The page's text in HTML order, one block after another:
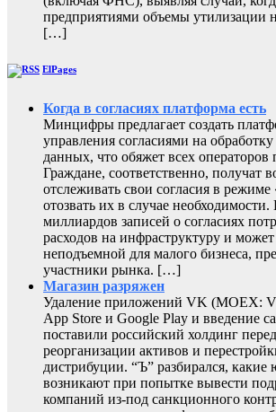
предприятиями объемы утилизации
[…]
ElPages
Когда в согласиях платформа есть
Минцифры предлагает создать
управления согласиями на
данных, что обяжет всех операторов
Граждане, соответственно, получат
отслеживать свои согласия в
отозвать их в случае необходимости.
миллиардов записей о согласиях
расходов на инфраструктуру и может
неподъемной для малого бизнеса,
участники рынка. […]
Магазин разряжен
Удаление приложений VK (MOEX:
App Store и Google Play и введение
поставили российский холдинг
реорганизации активов и
дистрибуции. “Ъ” разбирался, какие
возникают при попытке вывести
компаний из-под санкционного